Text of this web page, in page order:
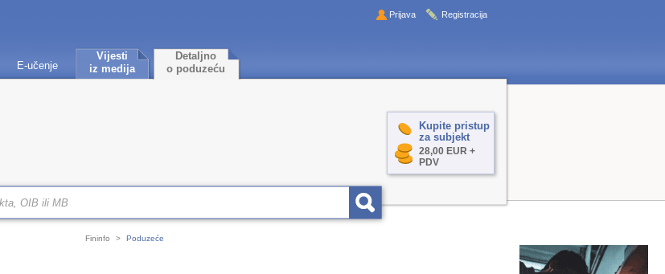
E-učenje
Vijesti
iz medija
Detaljno
o poduzeću
Prijava Registracija
Kupite pristup
za subjekt
28,00 EUR +
PDV
Fininfo > Poduzeće